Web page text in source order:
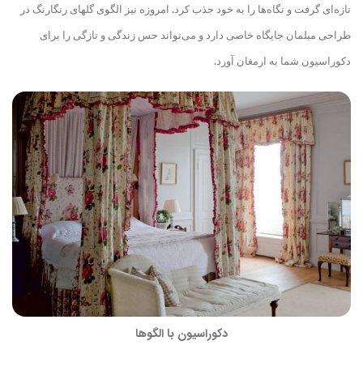
تازه‌ای گرفت و نگاه‌ها را به خود جذب کرد. امروزه نیز الگوی گلهای رنگارنگ در
طراحی مبلمان جایگاه خاصی دارد و می‌تواند حس زندگی و تازگی را برای
دکوراسیون شما به ارمغان آورد.
دکوراسیون با الگوها